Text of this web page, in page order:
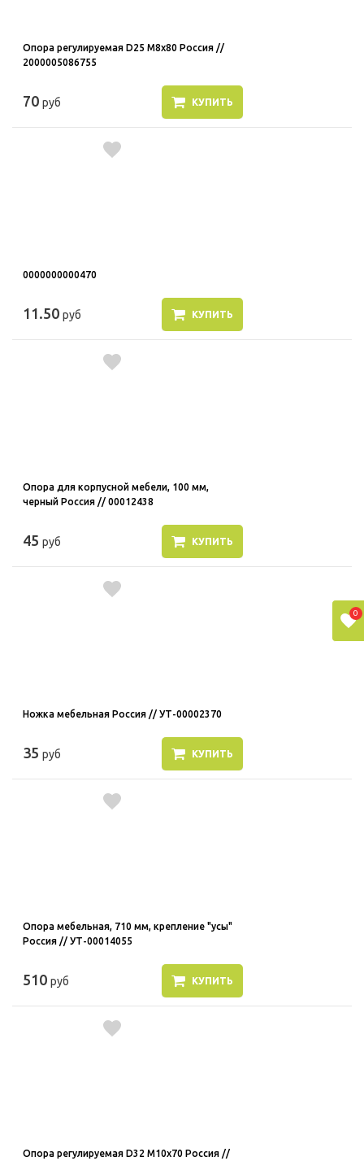
Опора регулируемая D25 M8x80 Россия //
2000005086755
70 руб КУПИТЬ
0000000000470
11.50 руб КУПИТЬ
Опора для корпусной мебели, 100 мм,
черный Россия // 00012438
45 руб КУПИТЬ
Ножка мебельная Россия // УТ-00002370
35 руб КУПИТЬ
Опора мебельная, 710 мм, крепление "усы"
Россия // УТ-00014055
510 руб КУПИТЬ
Опора регулируемая D32 M10x70 Россия //
0